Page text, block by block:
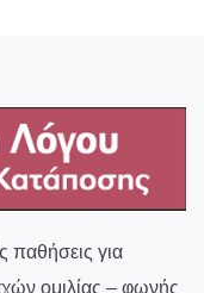
παθήσεις για
ομιλίας – φωνής